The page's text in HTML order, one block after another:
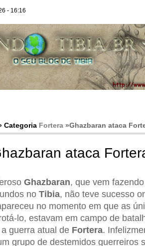
- 16:16
Categoria Fortera »Ghazbaran ataca
ataca
Ghazbaran, que vem
no Tibia, não teve sucesso
no momento em que as
lo, estavam em campo de
guerra atual de Fortera.
grupo de destemidos guerreiros